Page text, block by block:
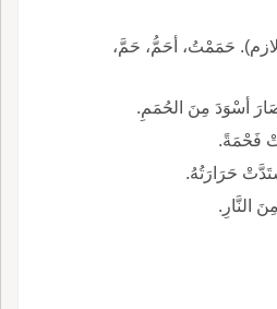
حَمَمْتُ، أحَمُّ، حَمَّ،
صَارَ أسْوَدَ مِنَ الحُمَمِ.
فَحْمَةً.
حَرَارَتُهُ.
النَّارِ.